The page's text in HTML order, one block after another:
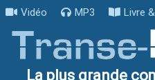
Vidéo MP3 Livre
La plus grande